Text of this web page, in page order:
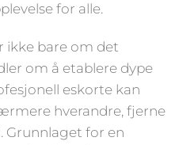
for alle.
ikke bare om det
om å etablere dype
eskorte kan
hverandre, fjerne
Grunnlaget for en